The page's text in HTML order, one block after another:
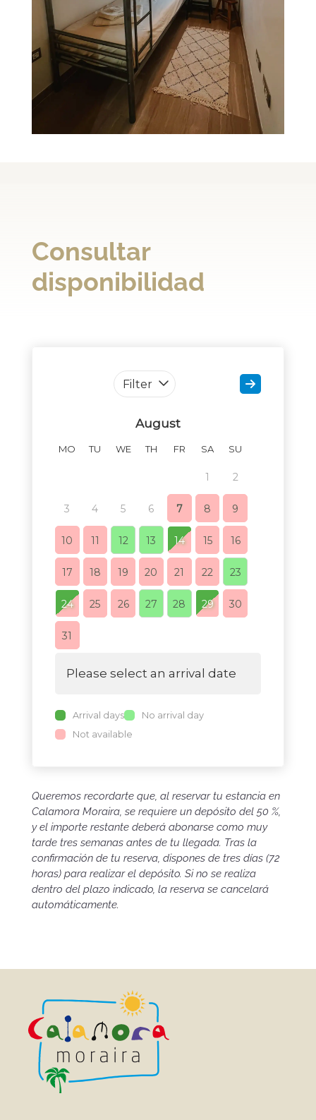
Consultar
disponibilidad
Filter
August
MO TU WE TH FR SA SU
1 2
3 4 5 6 7 8 9
10 11 12 13 14 15 16
17 18 19 20 21 22 23
24 25 26 27 28 29 30
31
Please select an arrival date
Arrival days
No arrival day
Not available
Queremos recordarte que, al reservar tu estancia en
Calamora Moraira, se requiere un depósito del 50 %,
y el importe restante deberá abonarse como muy
tarde tres semanas antes de tu llegada. Tras la
confirmación de tu reserva, dispones de tres días (72
horas) para realizar el depósito. Si no se realiza
dentro del plazo indicado, la reserva se cancelará
automáticamente.